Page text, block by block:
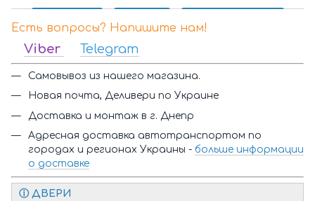
Есть вопросы? Напишите нам!
Viber Telegram
Самовывоз из нашего магазина.
Новая почта, Деливери по Украине
Доставка и монтаж в г. Днепр
Адресная доставка автотранспортом по
городах и регионах Украины - больше информации
о доставке
ⓘ Д ВЕРИ